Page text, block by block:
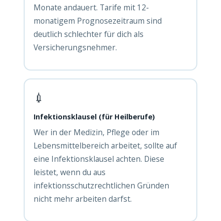
Monate andauert. Tarife mit 12-
monatigem Prognosezeitraum sind
deutlich schlechter für dich als
Versicherungsnehmer.
💉
Infektionsklausel (für Heilberufe)
Wer in der Medizin, Pflege oder im
Lebensmittelbereich arbeitet, sollte auf
eine Infektionsklausel achten. Diese
leistet, wenn du aus
infektionsschutzrechtlichen Gründen
nicht mehr arbeiten darfst.